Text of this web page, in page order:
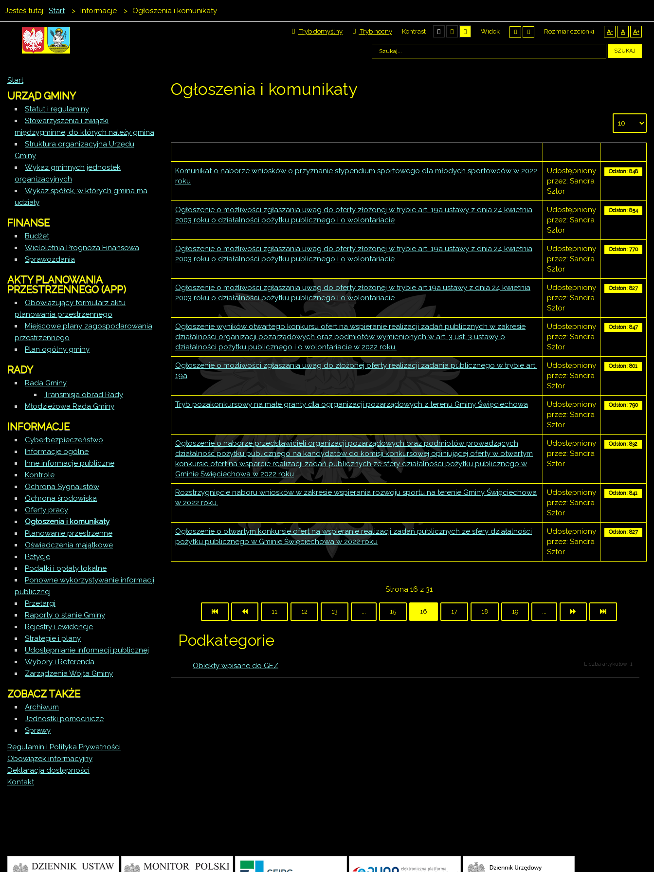
Tryb domyślny Tryb nocny Kontrast Widok Rozmiar czcionki A- A A+
SZUKAJ
Jesteś tutaj: Start > Informacje > Ogłoszenia i komunikaty
Ogłoszenia i komunikaty
Komunikat o naborze wniosków o przyznanie stypendium sportowego dla młodych sportowców w 2022
roku
Udostępniony
przez: Sandra
Sztor
Odsłon: 848
Ogłoszenie o możliwości zgłaszania uwag do oferty złożonej w trybie art. 19a ustawy z dnia 24 kwietnia
2003 roku o działalności pożytku publicznego i o wolontariacie
Udostępniony
przez: Sandra
Sztor
Odsłon: 854
Ogłoszenie o możliwości zgłaszania uwag do oferty złożonej w trybie art. 19a ustawy z dnia 24 kwietnia
2003 roku o działalności pożytku publicznego i o wolontariacie
Udostępniony
przez: Sandra
Sztor
Odsłon: 770
Ogłoszenie o możliwości zgłaszania uwag do oferty złożonej w trybie art.19a ustawy z dnia 24 kwietnia
2003 roku o działalności pożytku publicznego i o wolontariacie
Udostępniony
przez: Sandra
Sztor
Odsłon: 827
Ogłoszenie wyników otwartego konkursu ofert na wspieranie realizacji zadań publicznych w zakresie
działalności organizacji pozarządowych oraz podmiotów wymienionych w art. 3 ust. 3 ustawy o
działalności pożytku publicznego i o wolontariacie w 2022 roku.
Udostępniony
przez: Sandra
Sztor
Odsłon: 847
Ogłoszenie o możliwości zgłaszania uwag do złożonej oferty realizacji zadania publicznego w trybie art.
19a
Udostępniony
przez: Sandra
Sztor
Odsłon: 801
Tryb pozakonkursowy na małe granty dla ogrganizacji pozarządowych z terenu Gminy Święciechowa
Udostępniony
przez: Sandra
Sztor
Odsłon: 790
Ogłoszenie o naborze przedstawicieli organizacji pozarządowych oraz podmiotów prowadzących
działalność pożytku publicznego na kandydatów do komisji konkursowej opiniującej oferty w otwartym
konkursie ofert na wsparcie realizacji zadań publicznych ze sfery działalności pożytku publicznego w
Gminie Święciechowa w 2022 roku
Udostępniony
przez: Sandra
Sztor
Odsłon: 832
Rozstrzygnięcie naboru wniosków w zakresie wspierania rozwoju sportu na terenie Gminy Święciechowa
w 2022 roku.
Udostępniony
przez: Sandra
Sztor
Odsłon: 841
Ogłoszenie o otwartym konkursie ofert na wspieranie realizacji zadań publicznych ze sfery działalności
pożytku publicznego w Gminie Święciechowa w 2022 roku
Udostępniony
przez: Sandra
Sztor
Odsłon: 827
Strona 16 z 31
11 12 13 ... 15 16 17 18 19 ...
Podkategorie
Obiekty wpisane do GEZ Liczba artykułów: 1
Start
URZĄD GMINY
Statut i regulaminy
Stowarzyszenia i związki
międzygminne, do których należy gmina
Struktura organizacyjna Urzędu
Gminy
Wykaz gminnych jednostek
organizacyjnych
Wykaz spółek, w których gmina ma
udziały
FINANSE
Budżet
Wieloletnia Prognoza Finansowa
Sprawozdania
AKTY PLANOWANIA
PRZESTRZENNEGO (APP)
Obowiązujący formularz aktu
planowania przestrzennego
Miejscowe plany zagospodarowania
przestrzennego
Plan ogólny gminy
RADY
Rada Gminy
Transmisja obrad Rady
Młodzieżowa Rada Gminy
INFORMACJE
Cyberbezpieczeństwo
Informacje ogólne
Inne informacje publiczne
Kontrole
Ochrona Sygnalistów
Ochrona środowiska
Oferty pracy
Ogłoszenia i komunikaty
Planowanie przestrzenne
Oświadczenia majątkowe
Petycje
Podatki i opłaty lokalne
Ponowne wykorzystywanie informacji
publicznej
Przetargi
Raporty o stanie Gminy
Rejestry i ewidencje
Strategie i plany
Udostępnianie informacji publicznej
Wybory i Referenda
Zarządzenia Wójta Gminy
ZOBACZ TAKŻE
Archiwum
Jednostki pomocnicze
Sprawy
Regulamin i Polityka Prywatności
Obowiązek informacyjny
Deklaracja dostępności
Kontakt